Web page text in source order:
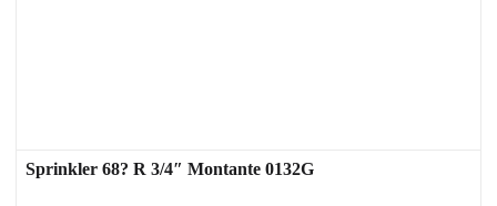
Sprinkler 68? R 3/4″ Montante 0132G